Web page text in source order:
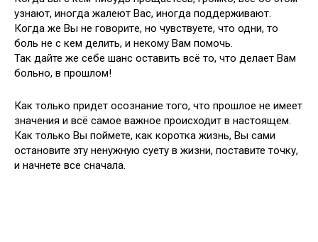
узнают, иногда жалеют Вас, иногда поддерживают.
Когда же Вы не говорите, но чувствуете, что одни, то
боль не с кем делить, и некому Вам помочь.
Так дайте же себе шанс оставить всё то, что делает Вам
больно, в прошлом!
Как только придет осознание того, что прошлое не имеет
значения и всё самое важное происходит в настоящем.
Как только Вы поймете, как коротка жизнь, Вы сами
остановите эту ненужную суету в жизни, поставите точку,
и начнете все сначала.